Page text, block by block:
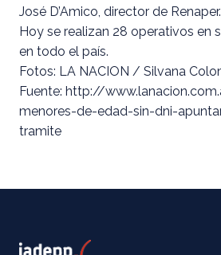
José D’Amico, director de Renaper.
Hoy se realizan 28 operativos en
en todo el país.
Fotos: LA NACION / Silvana
Fuente: http://
menores-de-edad-sin-dni-
tramite